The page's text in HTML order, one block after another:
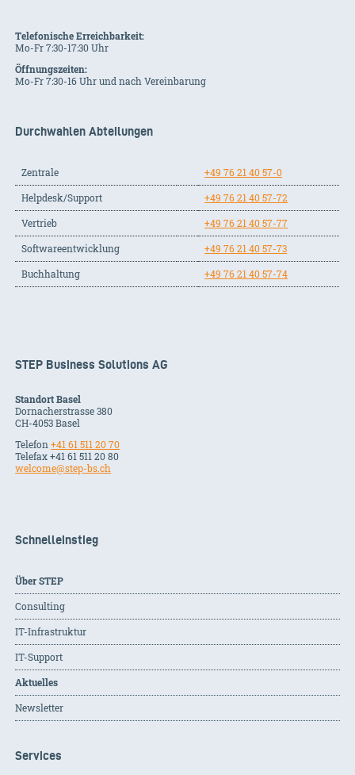
Telefonische Erreichbarkeit:
Mo-Fr 7:30-17:30 Uhr
Öffnungszeiten:
Mo-Fr 7:30-16 Uhr und nach Vereinbarung
Durchwahlen Abteilungen
Zentrale
+49 76 21 40 57-0
Helpdesk/Support
+49 76 21 40 57-72
Vertrieb
+49 76 21 40 57-77
Softwareentwicklung
+49 76 21 40 57-73
Buchhaltung
+49 76 21 40 57-74
STEP Business Solutions AG
Standort Basel
Dornacherstrasse 380
CH-4053Basel
Telefon+41 61 511 20 70
Telefax +41 61 511 20 80
welcome@step-bs.ch
Schnelleinstieg
Über STEP
Consulting
IT-Infrastruktur
IT-Support
Aktuelles
Newsletter
Services